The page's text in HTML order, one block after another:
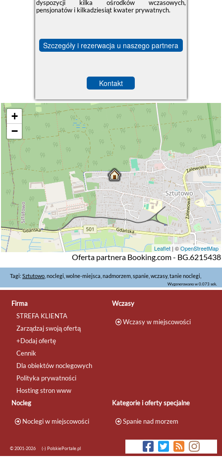
dyspozycji kilka ośrodków wczasowych,
pensjonatów i kilkadziesiąt kwater prywatnych.
Szczegóły i rezerwacja u naszego partnera
Kontakt
+
−
Leaflet | ©OpenStreetMap
Oferta partnera Booking.com - BG.6215438
Tagi: Sztutowo , noclegi, wolne-miejsca, nadmorzem, spanie, wczasy, tanie noclegi,
Wygenerowano w 0.073 sek.
Firma
STREFA KLIENTA
Zarządzaj swoją ofertą
+Dodaj ofertę
Cennik
Dla obiektów noclegowych
Polityka prywatności
Hosting stron www
Wczasy
Wczasy w miejscowości
Nocleg
Noclegi w miejscowości
Kategorie i oferty specjalne
Spanie nad morzem
© 2001-2026 (-) PolskiePortale.pl